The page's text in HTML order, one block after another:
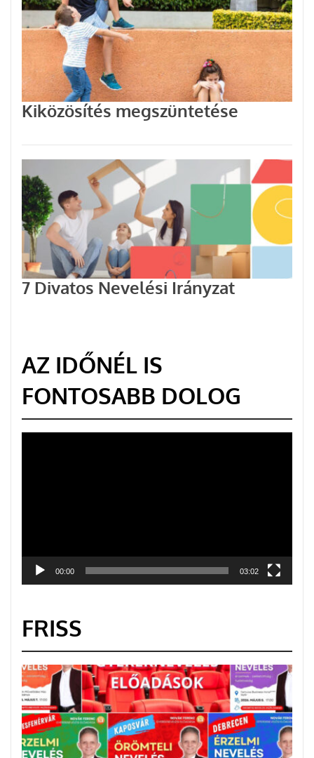
Kiközösítés megszüntetése
7 Divatos Nevelési Irányzat
AZ IDŐNÉL IS
FONTOSABB DOLOG
00:00 03:02
FRISS